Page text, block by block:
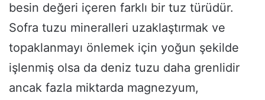
besin değeri içeren farklı bir tuz türüdür.
Sofra tuzu mineralleri uzaklaştırmak ve
topaklanmayı önlemek için yoğun şekilde
işlenmiş olsa da deniz tuzu daha grenlidir
ancak fazla miktarda magnezyum,